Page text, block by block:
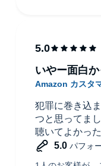
犯罪に巻き込
つと思ってま
聴いてよかった
いやー面白